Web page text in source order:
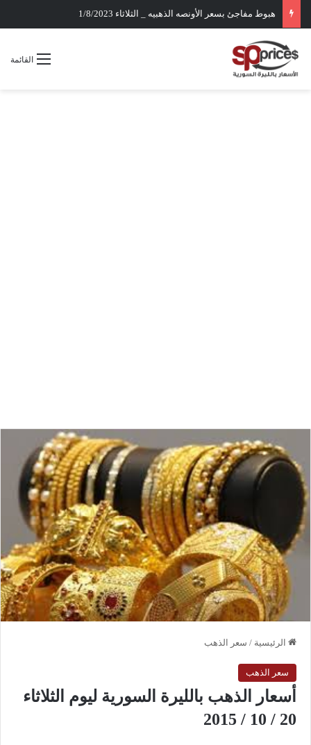
هبوط مفاجئ بسعر الأونصه الذهبيه _ الثلاثاء 1/8/2023
القائمة
الرئيسية / سعر الذهب
سعر الذهب
أسعار الذهب بالليرة السورية ليوم الثلاثاء
20 / 10 / 2015